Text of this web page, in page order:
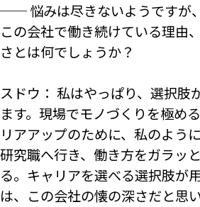
── 悩みは尽きないようですが
この会社で働き続けている理由
さとは何でしょうか？
スドウ： 私はやっぱり、選択肢
ます。現場でモノづくりを極め
リアアップのために、私のよう
研究職へ行き、働き方をガラッ
る。キャリアを選べる選択肢が
は、この会社の懐の深さだと思い